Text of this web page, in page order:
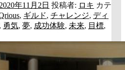
2020年11月2日 投稿者: ロキ カテ
, ギルド, チャレンジ, ディ
, 勇気, 夢, 成功体験, 未来, 目標,